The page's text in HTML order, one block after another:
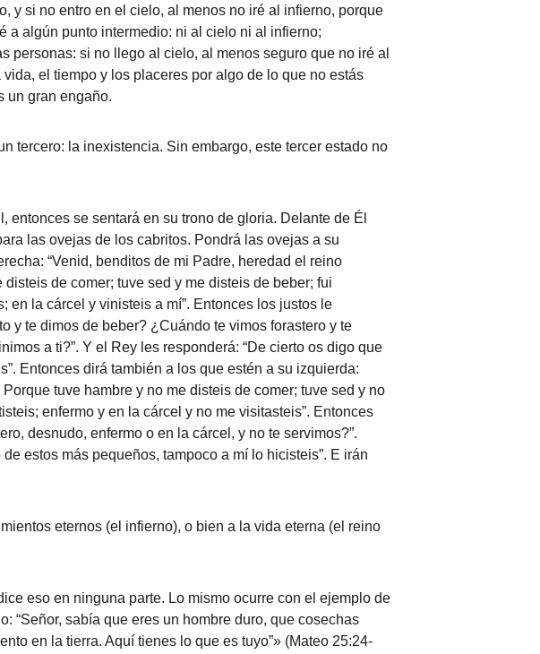
y si no entro en el cielo, al menos no iré al infierno, porque
a algún punto intermedio: ni al cielo ni al infierno;
personas: si no llego al cielo, al menos seguro que no iré al
el tiempo y los placeres por algo de lo que no estás
un gran engaño.
tercero: la inexistencia. Sin embargo, este tercer estado no
se sentará en su trono de gloria. Delante de Él
las ovejas de los cabritos. Pondrá las ovejas a su
“Venid, benditos de mi Padre, heredad el reino
de comer; tuve sed y me disteis de beber; fui
en la cárcel y vinisteis a mí”. Entonces los justos le
y te dimos de beber? ¿Cuándo te vimos forastero y te
a ti?”. Y el Rey les responderá: “De cierto os digo que
Entonces dirá también a los que estén a su izquierda:
tuve hambre y no me disteis de comer; tuve sed y no
enfermo y en la cárcel y no me visitasteis”. Entonces
desnudo, enfermo o en la cárcel, y no te servimos?”.
estos más pequeños, tampoco a mí lo hicisteis”. E irán
eternos (el infierno), o bien a la vida eterna (el reino
eso en ninguna parte. Lo mismo ocurre con el ejemplo de
“Señor, sabía que eres un hombre duro, que cosechas
en la tierra. Aquí tienes lo que es tuyo”» (Mateo 25:24-